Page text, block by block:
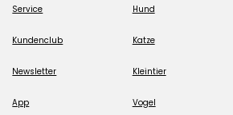
Service
Kundenclub
Newsletter
App
Hund
Katze
Kleintier
Vogel